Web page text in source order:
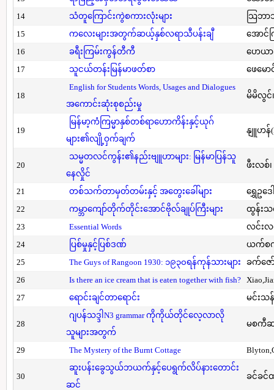
14
သံတူကြောင်းကွဲစကားလုံးများ
သြဘာ
15
ကလေးများအတွက်ဆယ့်နှစ်လရာသီပန်းချီ
အောင်
16
ခရီးကြမ်းကွန်တီကီ
ဟေယာ
17
သူငယ်တန်းမြန်မာဖတ်စာ ဖေမော
18
English for Students Words, Usages and Dialogues
အကောင်းဆုံးစုစည်းမှု
မိမိလွင်၊
19
မြန်မာ့ကံကြမ္မာနှစ်တစ်ရာဟောကိန်းနှင့်ယုဂ်
များ၏လျို့ဝှက်ချက်
နျူဟန်
20
သမ္မတလင်ကွန်း၏နည်းဗျူဟာများ: မြန်မာပြန်သူ
နေလှိုင်
ဖီးလစ်
21 တစ်သက်တာမှတ်တမ်းနှင့် အတွေးခေါ်များ
ရွှေဥဒေ
22
ကမ္ဘာကျော်တိုက်တိုင်းအောင်ဗိုလ်ချုပ်ကြီးများ
ထွန်းသ
23
Essential Words
လင်းလ
24
ပြစ်မှုနှင့်ပြစ်ဒဏ်
ယက်စကီ
25
The Guys of Rangoon 1930: ၁၉၃၀ရန်ကုန်သားများ
ခက်ဇေ
26
Is there an ice cream that is eaten together with fish?
27
ရောင်းချင်တာရောင်း မင်းသ
28
ဂျပန်သဒ္ဒါN3 grammar ကိုကိုယ်တိုင်လေ့လာလို
သူများအတွက်
မစကီ
29 The Mystery of the Burnt Cottage
30
ဆူးပန်းခွေသွယ်ဘယက်နှင့်ပေရွက်လိပ်နားတောင်း
ဆင်
ခင်ခင်